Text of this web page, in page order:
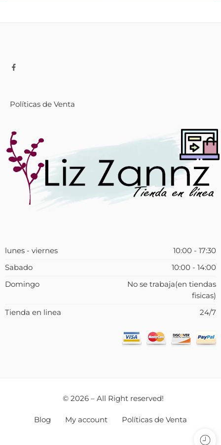
Políticas de Venta
lunes - viernes
10:00 - 17:30
Sabado
10:00 - 14:00
Domingo
No se trabaja(en tiendas
fisicas)
Tienda en linea
24/7
© 2026 – All Right reserved!
Blog My account Políticas de Venta